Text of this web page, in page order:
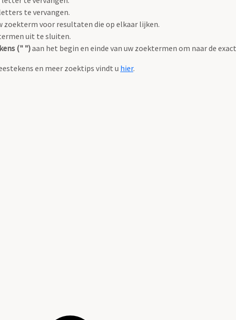
te vervangen.
zoekterm voor resultaten die op elkaar lijken.
uit te sluiten.
(" ")aan het begin en einde van uw zoektermen om naar de
en meer zoektips vindt u hier.